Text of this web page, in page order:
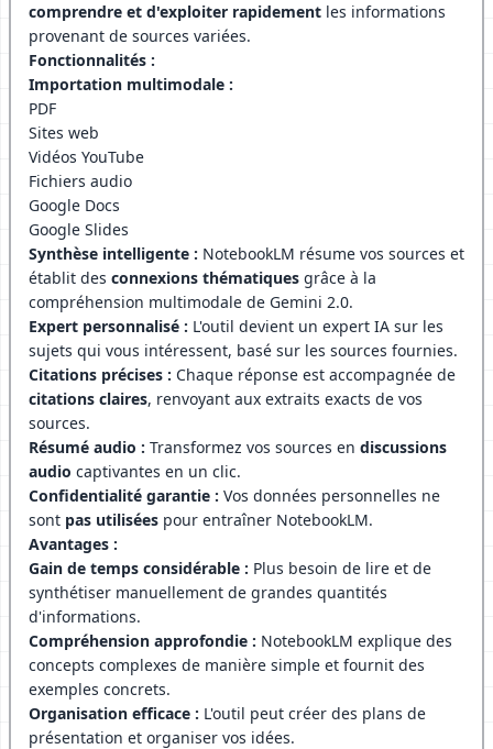
comprendre et d'exploiter rapidement les informations
provenant de sources variées.
Fonctionnalités :
Importation multimodale :
PDF
Sites web
Vidéos YouTube
Fichiers audio
Google Docs
Google Slides
Synthèse intelligente : NotebookLM résume vos sources et
établit des connexions thématiques grâce à la
compréhension multimodale de Gemini 2.0.
Expert personnalisé : L'outil devient un expert IA sur les
sujets qui vous intéressent, basé sur les sources fournies.
Citations précises : Chaque réponse est accompagnée de
citations claires, renvoyant aux extraits exacts de vos
sources.
Résumé audio : Transformez vos sources en discussions
audio captivantes en un clic.
Confidentialité garantie : Vos données personnelles ne
sont pas utilisées pour entraîner NotebookLM.
Avantages :
Gain de temps considérable : Plus besoin de lire et de
synthétiser manuellement de grandes quantités
d'informations.
Compréhension approfondie : NotebookLM explique des
concepts complexes de manière simple et fournit des
exemples concrets.
Organisation efficace : L'outil peut créer des plans de
présentation et organiser vos idées.